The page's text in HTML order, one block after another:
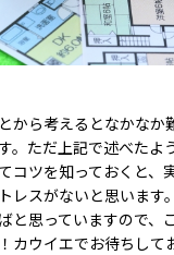
から考えるとなかなか
。ただ上記で述べたよ
コツを知っておくと、
レスがないと思います
と思っていますので、
カウイエでお待ちして